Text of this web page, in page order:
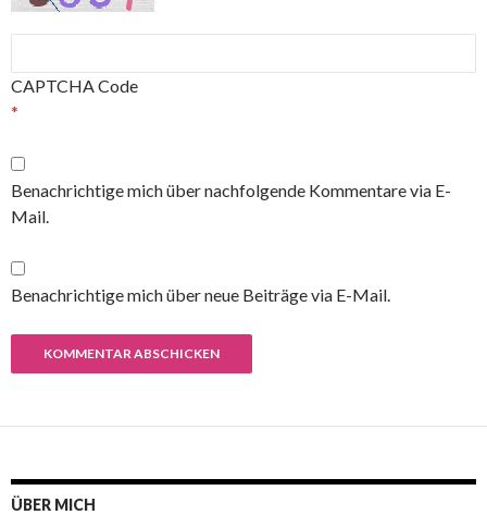
CAPTCHA Code
*
Benachrichtige mich über nachfolgende Kommentare via E-
Mail.
Benachrichtige mich über neue Beiträge via E-Mail.
ÜBER MICH